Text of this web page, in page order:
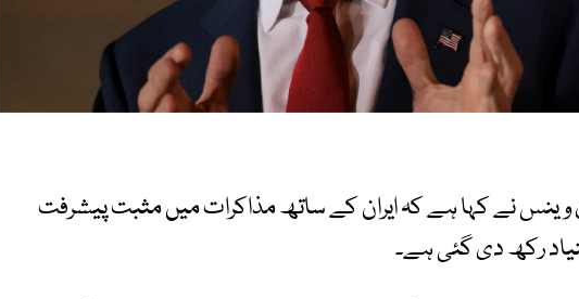
نے کہا ہے کہ ایران کے ساتھ مذاکرات میں مثبت پیشرفت
رکھ دی گئی ہے۔